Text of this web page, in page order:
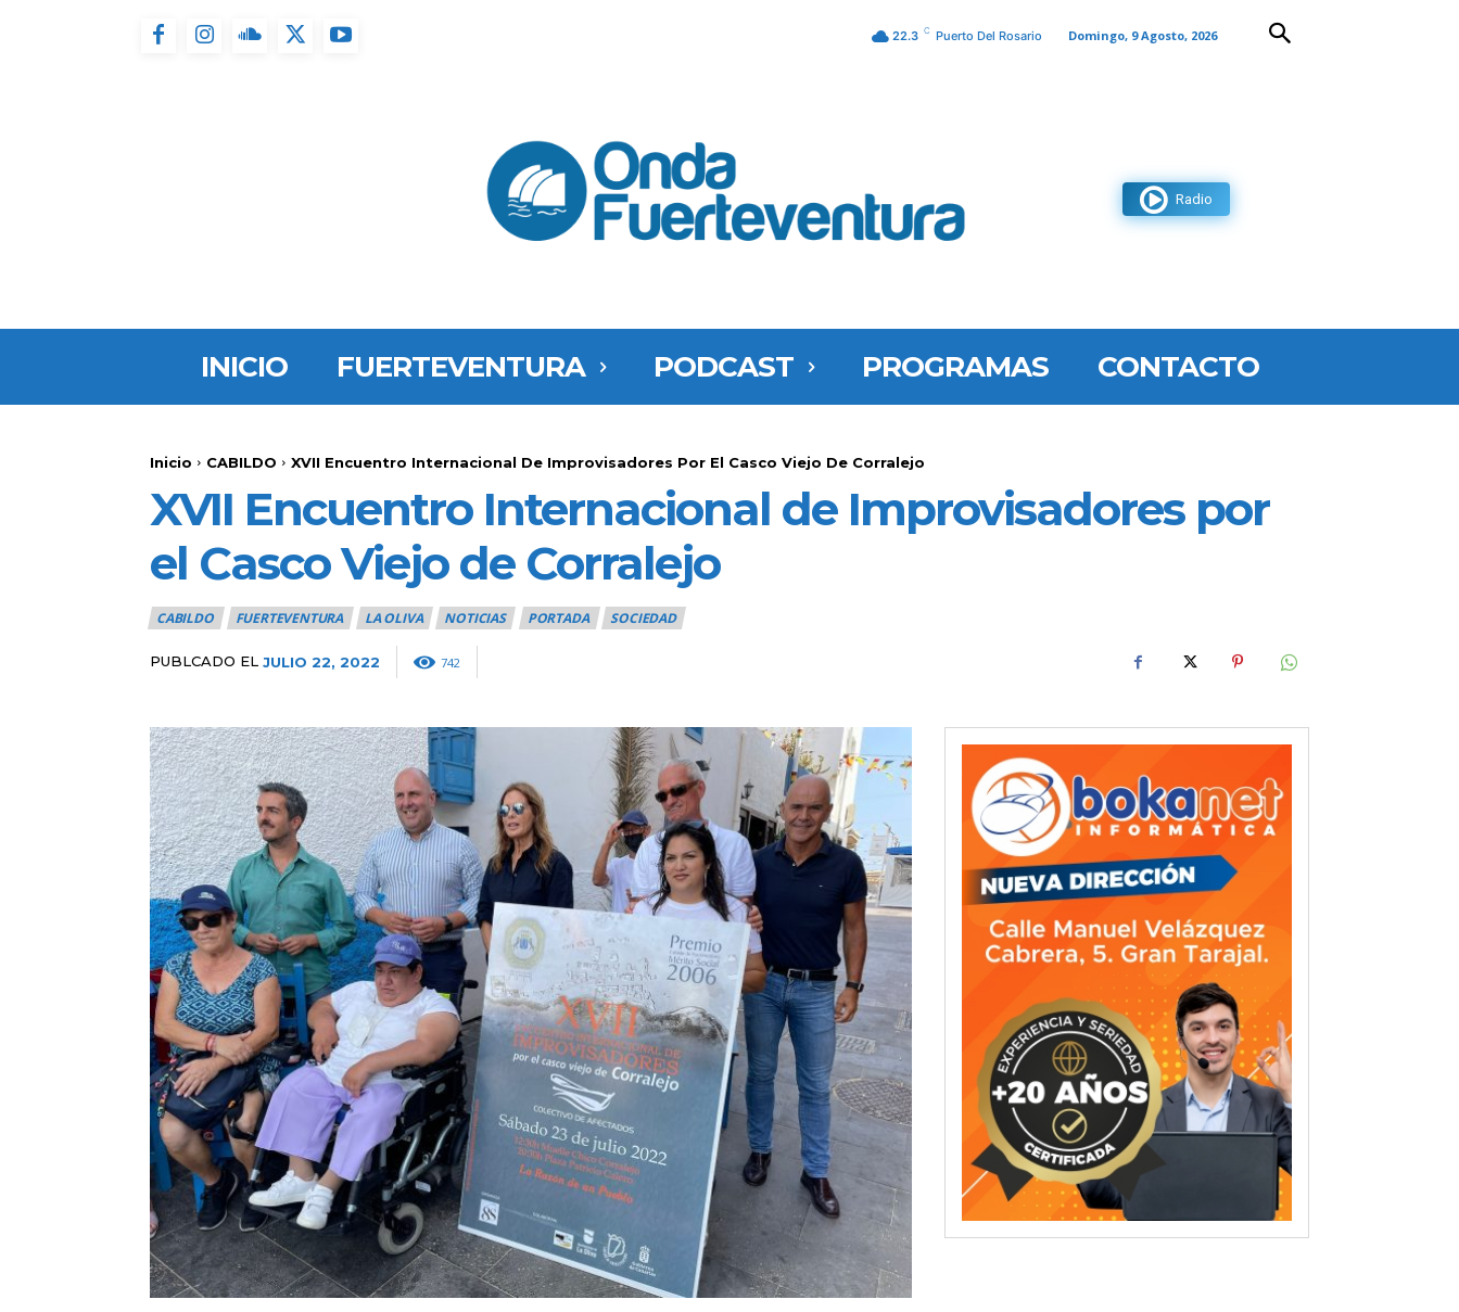
22.3 C Puerto Del Rosario Domingo, 9 Agosto, 2026
Radio
INICIO FUERTEVENTURA PODCAST PROGRAMAS CONTACTO
Inicio CABILDO XVII Encuentro Internacional De Improvisadores Por El Casco Viejo De Corralejo
XVII Encuentro Internacional de Improvisadores por
el Casco Viejo de Corralejo
CABILDO FUERTEVENTURA LA OLIVA NOTICIAS PORTADA SOCIEDAD
PUBLCADO EL JULIO 22, 2022 742